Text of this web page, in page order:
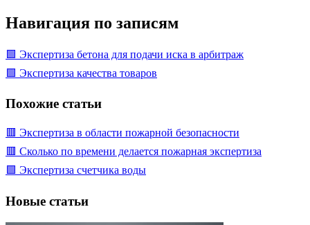
Навигация по записям
🟩 Экспертиза бетона для подачи иска в арбитраж
🟩 Экспертиза качества товаров
Похожие статьи
🟥 Экспертиза в области пожарной безопасности
🟥 Сколько по времени делается пожарная экспертиза
🟩 Экспертиза счетчика воды
Новые статьи